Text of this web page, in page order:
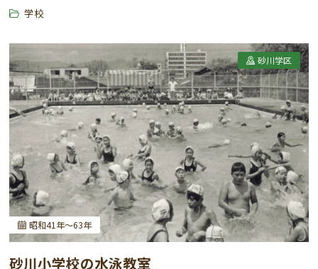
学校
砂川学区
昭和41年～63年
砂川小学校の水泳教室